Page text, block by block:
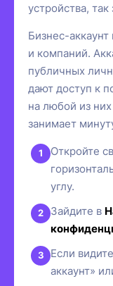
устройства,
Бизнес-
и компаний.
публичных
дают доступ к
на любой из
занимает
Откройте
углу.
Зайдите в
Если
аккаунт»